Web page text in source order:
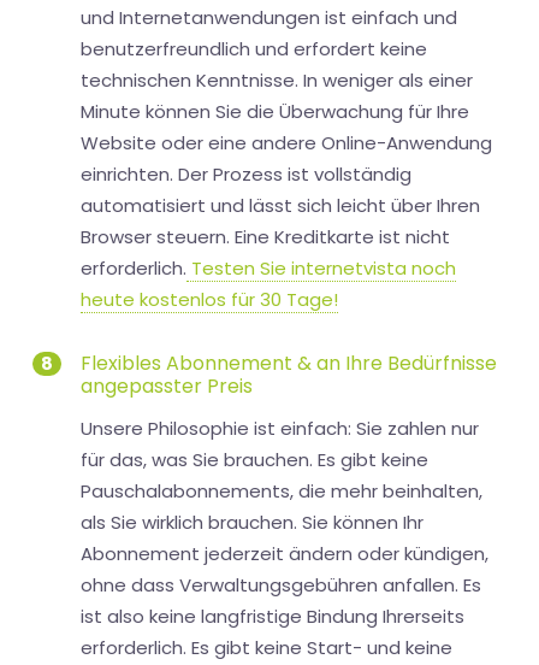
und Internetanwendungen ist einfach und
benutzerfreundlich und erfordert keine
technischen Kenntnisse. In weniger als einer
Minute können Sie die Überwachung für Ihre
Website oder eine andere Online-Anwendung
einrichten. Der Prozess ist vollständig
automatisiert und lässt sich leicht über Ihren
Browser steuern. Eine Kreditkarte ist nicht
erforderlich. Testen Sie internetvista noch
heute kostenlos für 30 Tage!
8
Flexibles Abonnement & an Ihre Bedürfnisse
angepasster Preis
Unsere Philosophie ist einfach: Sie zahlen nur
für das, was Sie brauchen. Es gibt keine
Pauschalabonnements, die mehr beinhalten,
als Sie wirklich brauchen. Sie können Ihr
Abonnement jederzeit ändern oder kündigen,
ohne dass Verwaltungsgebühren anfallen. Es
ist also keine langfristige Bindung Ihrerseits
erforderlich. Es gibt keine Start- und keine